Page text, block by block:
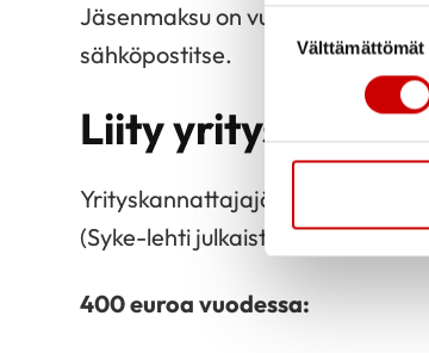
Suostumuksen valinta
Välttämättömät
Jäsenmaksu on vuosittain
sähköpostitse.
Liity
Yrityskannattajajäsenyyden edut
(Syke-lehti julkaistaan 2krt/
400 euroa vuodessa: